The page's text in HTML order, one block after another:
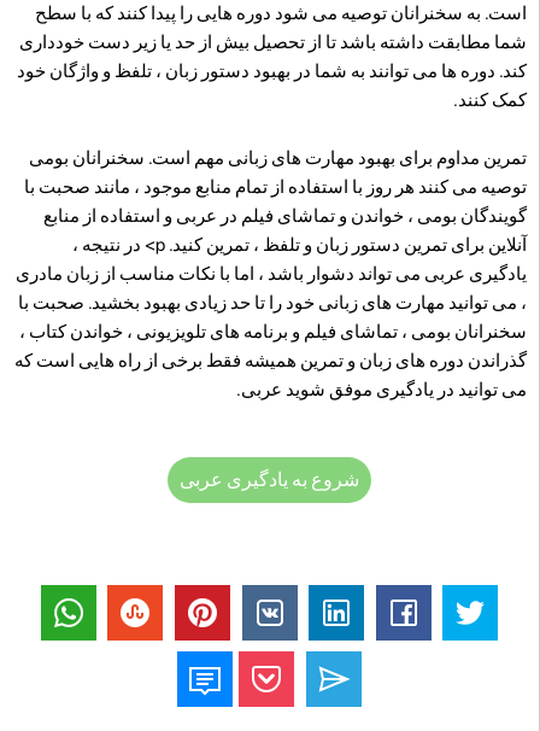
است. به سخنرانان توصیه می شود دوره هایی را پیدا کنند که با سطح
شما مطابقت داشته باشد تا از تحصیل بیش از حد یا زیر دست خودداری
کند. دوره ها می توانند به شما در بهبود دستور زبان ، تلفظ و واژگان خود
کمک کنند.
تمرین مداوم برای بهبود مهارت های زبانی مهم است. سخنرانان بومی
توصیه می کنند هر روز با استفاده از تمام منابع موجود ، مانند صحبت با
گویندگان بومی ، خواندن و تماشای فیلم در عربی و استفاده از منابع
آنلاین برای تمرین دستور زبان و تلفظ ، تمرین کنید. p>
در نتیجه ،
یادگیری عربی می تواند دشوار باشد ، اما با نکات مناسب از زبان مادری
، می توانید مهارت های زبانی خود را تا حد زیادی بهبود بخشید. صحبت با
سخنرانان بومی ، تماشای فیلم و برنامه های تلویزیونی ، خواندن کتاب ،
گذراندن دوره های زبان و تمرین همیشه فقط برخی از راه هایی است که
می توانید در یادگیری موفق شوید عربی.
شروع به یادگیری عربی